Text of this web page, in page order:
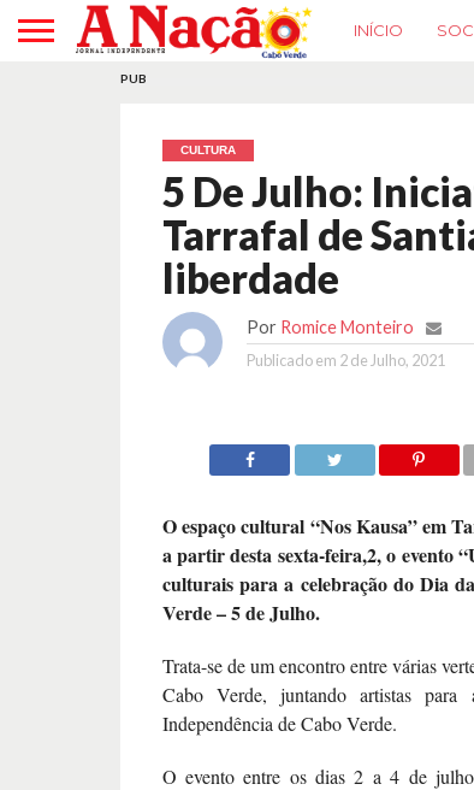
INÍCIO
PUB
CULTURA
5 De Julho:
Tarrafal de
liberdade
Por Romice Monteiro
Publicado em 2 de Julho, 2021
O espaço cultural “Nos Kausa” em
a partir desta sexta-feira,2, o evento
culturais para a celebração do Dia
Verde – 5 de Julho.
Trata-se de um encontro entre várias
Cabo Verde, juntando artistas
Independência de Cabo Verde.
O evento entre os dias 2 a 4 de